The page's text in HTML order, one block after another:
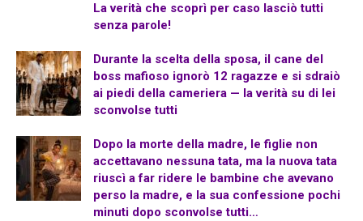
La verità che scoprì per caso lasciò tutti
senza parole!
Durante la scelta della sposa, il cane del
boss mafioso ignorò 12 ragazze e si sdraiò
ai piedi della cameriera — la verità su di lei
sconvolse tutti
Dopo la morte della madre, le figlie non
accettavano nessuna tata, ma la nuova tata
riuscì a far ridere le bambine che avevano
perso la madre, e la sua confessione pochi
minuti dopo sconvolse tutti…